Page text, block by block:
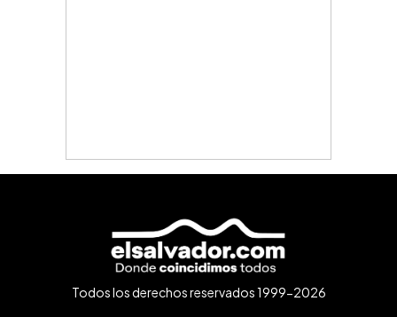
Todos los derechos reservados 1999-2026